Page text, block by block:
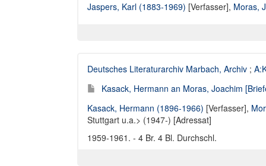
Jaspers, Karl (1883-1969) [Verfasser], Moras,
Deutsches Literaturarchiv Marbach, Archiv ;
Kasack, Hermann an Moras, Joachim
Kasack, Hermann (1896-1966) [Verfasser],
Stuttgart u.a.> (1947-) [Adressat]
1959-1961. - 4 Br. 4 Bl. Durchschl.